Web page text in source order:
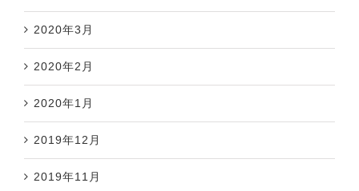
2020年3月
2020年2月
2020年1月
2019年12月
2019年11月